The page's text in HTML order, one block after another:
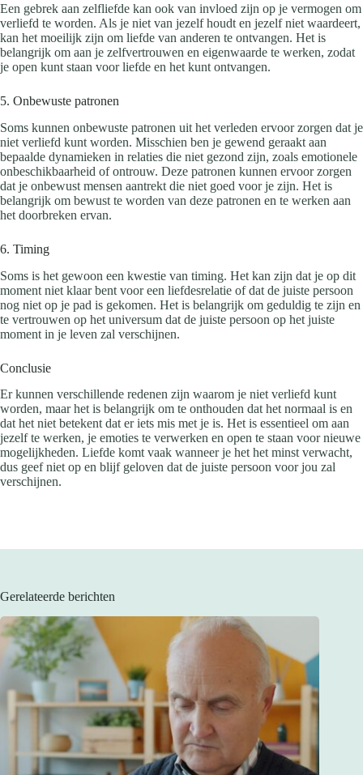
Een gebrek aan zelfliefde kan ook van invloed zijn op je vermogen om
verliefd te worden. Als je niet van jezelf houdt en jezelf niet waardeert,
kan het moeilijk zijn om liefde van anderen te ontvangen. Het is
belangrijk om aan je zelfvertrouwen en eigenwaarde te werken, zodat
je open kunt staan ​​voor liefde en het kunt ontvangen.
5. Onbewuste patronen
Soms kunnen onbewuste patronen uit het verleden ervoor zorgen dat je
niet verliefd kunt worden. Misschien ben je gewend geraakt aan
bepaalde dynamieken in relaties die niet gezond zijn, zoals emotionele
onbeschikbaarheid of ontrouw. Deze patronen kunnen ervoor zorgen
dat je onbewust mensen aantrekt die niet goed voor je zijn. Het is
belangrijk om bewust te worden van deze patronen en te werken aan
het doorbreken ervan.
6. Timing
Soms is het gewoon een kwestie van timing. Het kan zijn dat je op dit
moment niet klaar bent voor een liefdesrelatie of dat de juiste persoon
nog niet op je pad is gekomen. Het is belangrijk om geduldig te zijn en
te vertrouwen op het universum dat de juiste persoon op het juiste
moment in je leven zal verschijnen.
Conclusie
Er kunnen verschillende redenen zijn waarom je niet verliefd kunt
worden, maar het is belangrijk om te onthouden dat het normaal is en
dat het niet betekent dat er iets mis met je is. Het is essentieel om aan
jezelf te werken, je emoties te verwerken en open te staan ​​voor nieuwe
mogelijkheden. Liefde komt vaak wanneer je het het minst verwacht,
dus geef niet op en blijf geloven dat de juiste persoon voor jou zal
verschijnen.
Gerelateerde berichten